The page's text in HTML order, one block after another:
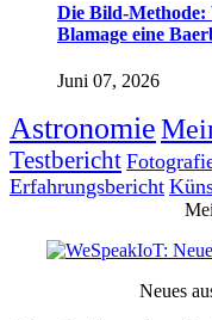
Die Bild-Methode:
Blamage eine
Juni 07, 2026
Astronomie
Testbericht
Erfahrungsbericht
Neues